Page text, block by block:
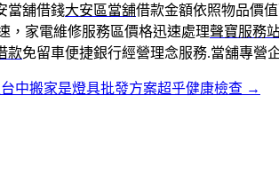
當舖借錢大安區當舖借款金額依照物品價
，家電維修服務區價格迅速處理聲寶服務
款免留車便捷銀行經營理念服務.當舖專營
中搬家是燈具批發方案超乎健康檢查 →